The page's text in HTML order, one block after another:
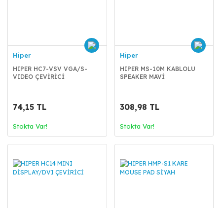
Hiper
HIPER HC7-VSV VGA/S-
VIDEO ÇEVİRİCİ
74,15 TL
Stokta Var!
Hiper
HIPER MS-10M KABLOLU
SPEAKER MAVİ
308,98 TL
Stokta Var!